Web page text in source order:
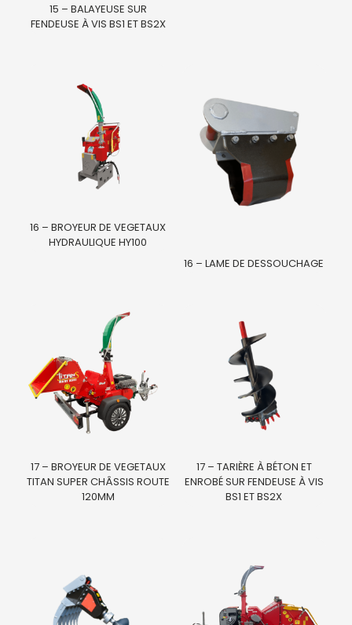
15 – BALAYEUSE SUR
FENDEUSE À VIS BS1 ET BS2X
16 – BROYEUR DE VEGETAUX
HYDRAULIQUE HY100
16 – LAME DE DESSOUCHAGE
17 – BROYEUR DE VEGETAUX
TITAN SUPER CHÂSSIS ROUTE
120MM
17 – TARIÈRE À BÉTON ET
ENROBÉ SUR FENDEUSE À VIS
BS1 ET BS2X